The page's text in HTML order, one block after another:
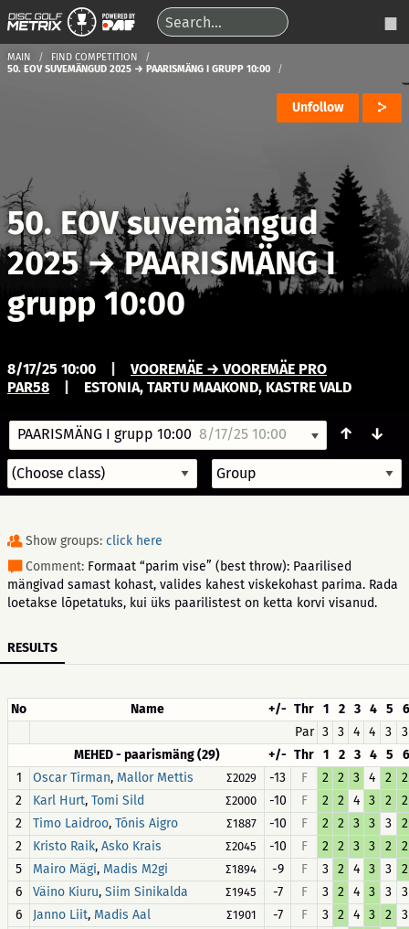
MAIN
FIND COMPETITION
50. EOV SUVEMÄNGUD 2025 → PAARISMÄNG I GRUPP 10:00
Unfollow
50. EOV suvemängud
2025→PAARISMÄNG I
grupp 10:00
8/17/25 10:00
VOOREMÄE → VOOREMÄE PRO
PAR58
ESTONIA, TARTU MAAKOND, KASTRE VALD
PAARISMÄNG I grupp 10:00 8/17/25 10:00 ↑ ↓
Show groups: click here
Comment: Formaat “parim vise” (best throw): Paarilised
mängivad samast kohast, valides kahest viskekohast parima. Rada
loetakse lõpetatuks, kui üks paarilistest on ketta korvi visanud.
RESULTS
No Name +/- Thr 1 2 3 4 5
6
Par 3 3 4 4 3
3
MEHED - paarismäng (29)
+/- Thr 1 2 3 4 5
6
1
Oscar Tirman, Mallor Mettis ∑2029 -13 F 2 2 3 4 2
2
2
Karl Hurt, Tomi Sild ∑2000 -10 F 2 2 4 3 2
2
2
Timo Laidroo, Tõnis Aigro ∑1887 -10 F 2 2 3 3 3
2
2
Kristo Raik, Asko Krais ∑2045 -10 F 2 2 3 3 2
2
5
Mairo Mägi, Madis M2gi ∑1894 -9 F 3 2 4 3 3
2
6
Väino Kiuru, Siim Sinikalda ∑1945 -7 F 3 2 4 3 3
3
6
Janno Liit, Madis Aal ∑1901 -7 F 3 2 4 3 2
3